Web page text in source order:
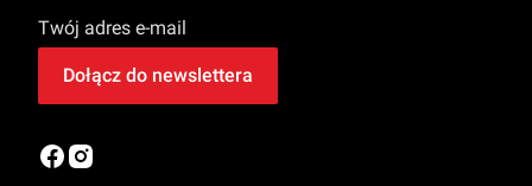
Twój adres e-mail
Dołącz do newslettera